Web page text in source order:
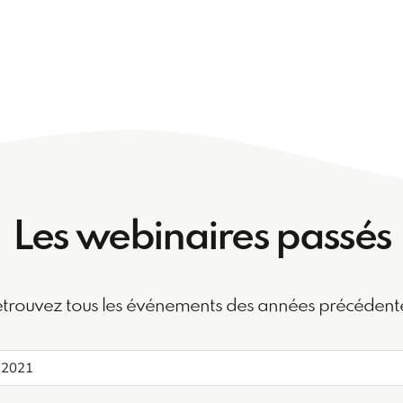
Les webinaires passés
tous les événements des années